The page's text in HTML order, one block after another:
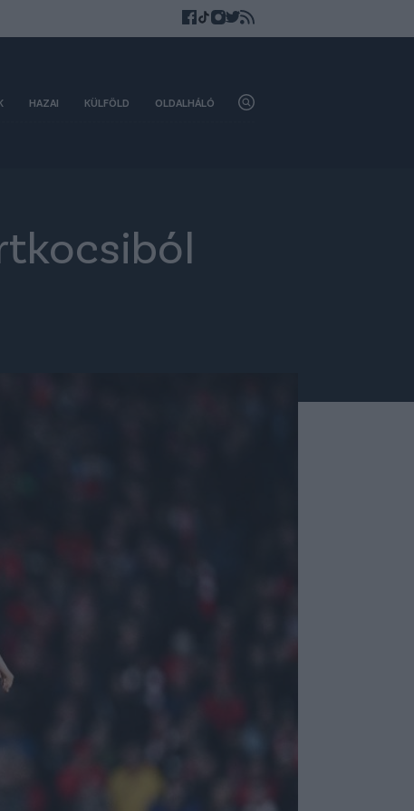
HAZAI KÜLFÖLD OLDALHÁLÓ